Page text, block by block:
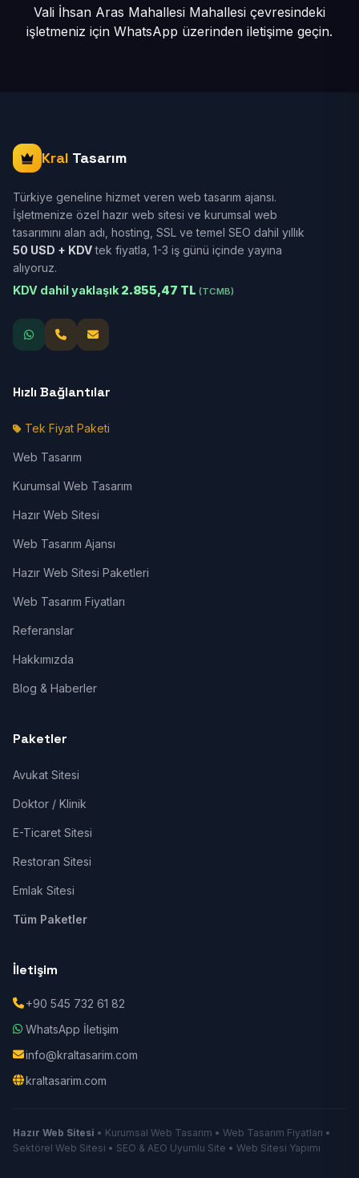
Vali İhsan Aras Mahallesi Mahallesi çevresindeki
işletmeniz için WhatsApp üzerinden iletişime geçin.
Kral Tasarım
Türkiye geneline hizmet veren web tasarım ajansı.
İşletmenize özel hazır web sitesi ve kurumsal web
tasarımını alan adı, hosting, SSL ve temel SEO dahil yıllık
50 USD + KDVtek fiyatla, 1-3 iş günü içinde yayına
alıyoruz.
KDV dahil yaklaşık 2.855,47 TL (TCMB)
Hızlı Bağlantılar
Tek Fiyat Paketi
Web Tasarım
Kurumsal Web Tasarım
Hazır Web Sitesi
Web Tasarım Ajansı
Hazır Web Sitesi Paketleri
Web Tasarım Fiyatları
Referanslar
Hakkımızda
Blog & Haberler
Paketler
Avukat Sitesi
Doktor / Klinik
E-Ticaret Sitesi
Restoran Sitesi
Emlak Sitesi
Tüm Paketler
İletişim
+90 545 732 61 82
WhatsApp İletişim
info@kraltasarim.com
kraltasarim.com
Hazır Web Sitesi • Kurumsal Web Tasarım • Web Tasarım Fiyatları •
Sektörel Web Sitesi • SEO & AEO Uyumlu Site • Web Sitesi Yapımı